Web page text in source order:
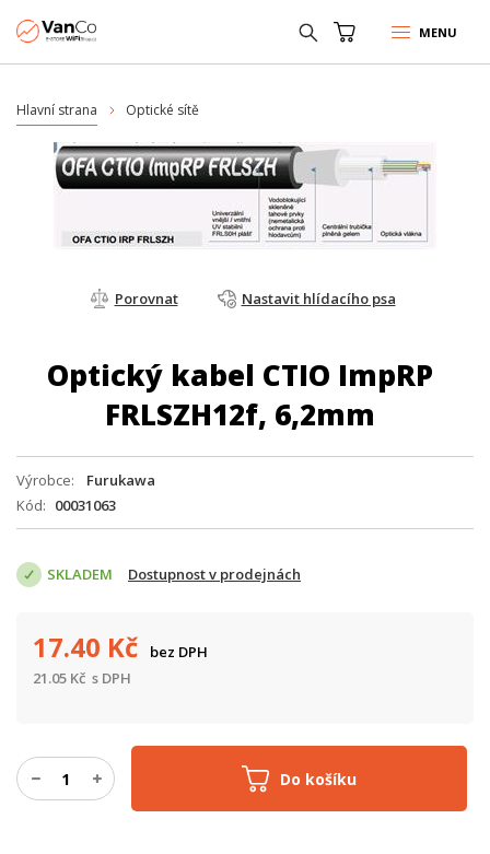
MENU
Hlavní strana Optické sítě
Porovnat Nastavit hlídacího psa
Optický kabel CTIO ImpRP
FRLSZH12f, 6,2mm
Výrobce
Furukawa
Kód
00031063
SKLADEM Dostupnost v prodejnách
Do košíku
17.40 Kč
bez DPH
21.05 Kč s DPH